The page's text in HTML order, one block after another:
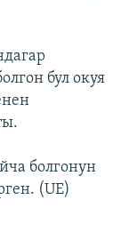
бул окуя
болгонун
(UE)